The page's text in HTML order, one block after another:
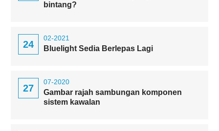
bintang?
24
02-2021
Bluelight Sedia Berlepas Lagi
27
07-2020
Gambar rajah sambungan komponen
sistem kawalan